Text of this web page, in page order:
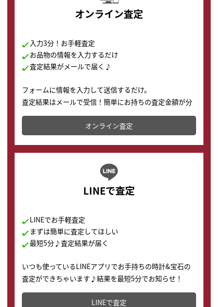
オンライン査定
入力3分！お手軽査定
お品物の情報を入力するだけ
査定結果がメールで届く♪
フォームに情報を入力して送信するだけ。
査定結果はメールで受信！簡単にお持ちの査定金額が分
かります。
オンライン査定
LINEで査定
LINEでお手軽査定
まずは簡単に査定してほしい
最短5分♪査定結果が届く
いつも使っているLINEアプリでお手持ちの時計&宝石の
査定ができちゃいます♪結果を最短5分でお知らせ！
どこからでもすぐに査定金額を知ることが出来ます。
LINEで査定